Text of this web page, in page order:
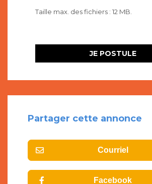
Taille max. des fichiers : 12 MB.
Partager cette annonce
Courriel
Facebook